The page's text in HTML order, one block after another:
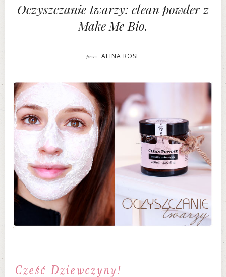
Oczyszczanie twarzy: clean powder z
Make Me Bio.
przez ALINA ROSE